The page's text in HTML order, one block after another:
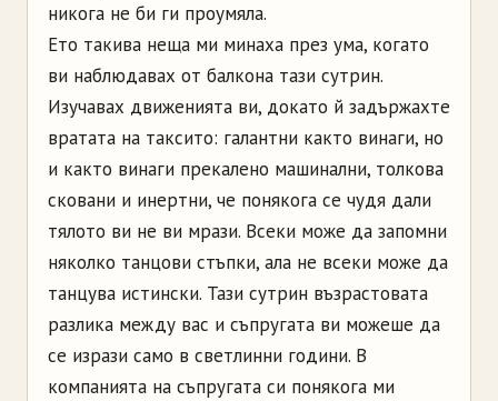
никога не би ги проумяла.
Ето такива неща ми минаха през ума, когато
ви наблюдавах от балкона тази сутрин.
Изучавах движенията ви, докато й задържахте
вратата на таксито: галантни както винаги, но
и както винаги прекалено машинални, толкова
сковани и инертни, че понякога се чудя дали
тялото ви не ви мрази. Всеки може да запомни
няколко танцови стъпки, ала не всеки може да
танцува истински. Тази сутрин възрастовата
разлика между вас и съпругата ви можеше да
се изрази само в светлинни години. В
компанията на съпругата си понякога ми